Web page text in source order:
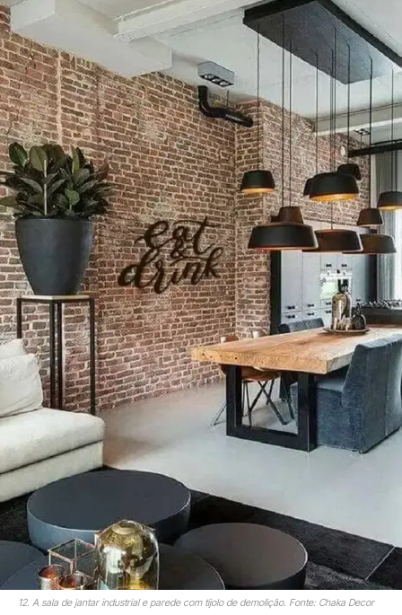
12. A sala de jantar industrial e parede com tijolo de demolição. Fonte: Chaka Decor